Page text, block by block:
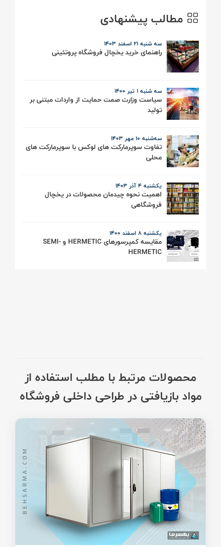
مطالب پیشنهادی
سه شنبه ۲۱ اسفند ۱۴۰۳
راهنمای خرید یخچال فروشگاه پروتئینی
سه شنبه ۱ تیر ۱۴۰۰
سیاست وزارت صمت حمایت از واردات مبتنی بر
تولید
سه‌شنبه 10 مهر ۱۴۰۳
تفاوت سوپرمارکت های لوکس با سوپرمارکت های
محلی
یکشنبه 4 آذر 1403
اهمیت نحوه چیدمان محصولات در یخچال
فروشگاهی
یکشنبه ۸ اسفند ۱۴۰۰
مقایسه کمپرسورهای HERMETIC و SEMI-
HERMETIC
محصولات مرتبط با مطلب استفاده از
مواد بازیافتی در طراحی داخلی فروشگاه